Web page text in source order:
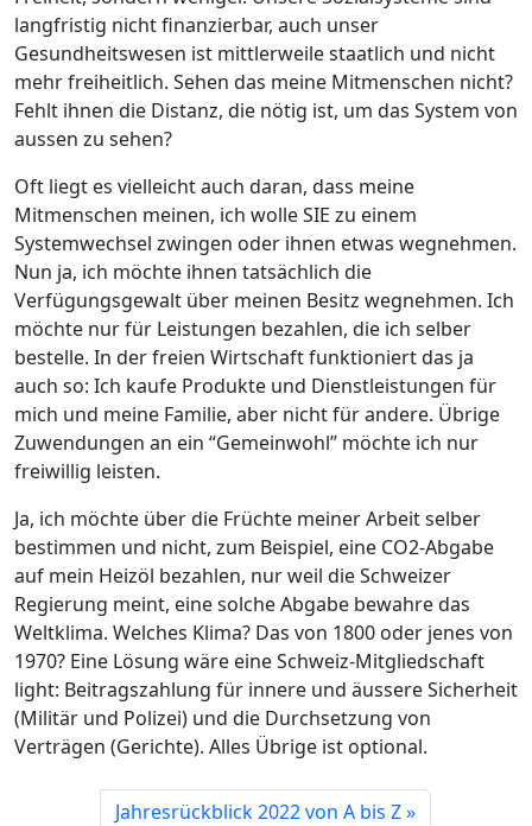
langfristig nicht finanzierbar, auch unser
Gesundheitswesen ist mittlerweile staatlich und nicht
mehr freiheitlich. Sehen das meine Mitmenschen nicht?
Fehlt ihnen die Distanz, die nötig ist, um das System von
aussen zu sehen?
Oft liegt es vielleicht auch daran, dass meine
Mitmenschen meinen, ich wolle SIE zu einem
Systemwechsel zwingen oder ihnen etwas wegnehmen.
Nun ja, ich möchte ihnen tatsächlich die
Verfügungsgewalt über meinen Besitz wegnehmen. Ich
möchte nur für Leistungen bezahlen, die ich selber
bestelle. In der freien Wirtschaft funktioniert das ja
auch so: Ich kaufe Produkte und Dienstleistungen für
mich und meine Familie, aber nicht für andere. Übrige
Zuwendungen an ein “Gemeinwohl” möchte ich nur
freiwillig leisten.
Ja, ich möchte über die Früchte meiner Arbeit selber
bestimmen und nicht, zum Beispiel, eine CO2-Abgabe
auf mein Heizöl bezahlen, nur weil die Schweizer
Regierung meint, eine solche Abgabe bewahre das
Weltklima. Welches Klima? Das von 1800 oder jenes von
1970? Eine Lösung wäre eine Schweiz-Mitgliedschaft
light: Beitragszahlung für innere und äussere Sicherheit
(Militär und Polizei) und die Durchsetzung von
Verträgen (Gerichte). Alles Übrige ist optional.
Jahresrückblick 2022 von A bis Z